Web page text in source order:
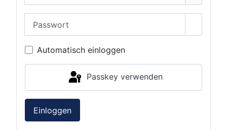
Automatisch einloggen
Passkey verwenden
Einloggen